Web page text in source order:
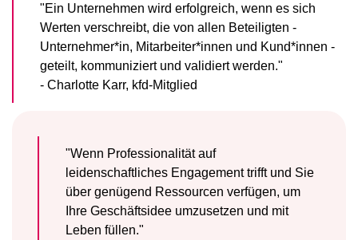
"Ein Unternehmen wird erfolgreich, wenn es sich
Werten verschreibt, die von allen Beteiligten -
Unternehmer*in, Mitarbeiter*innen und Kund*innen -
geteilt, kommuniziert und validiert werden."
- Charlotte Karr, kfd-Mitglied
"Wenn Professionalität auf
leidenschaftliches Engagement trifft und Sie
über genügend Ressourcen verfügen, um
Ihre Geschäftsidee umzusetzen und mit
Leben füllen."